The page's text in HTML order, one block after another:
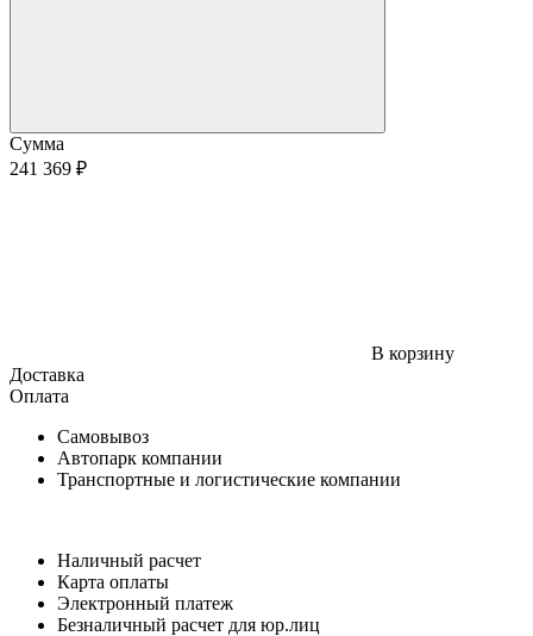
Сумма
241 369 ₽
В корзину
Доставка
Оплата
Самовывоз
Автопарк компании
Транспортные и логистические компании
Наличный расчет
Карта оплаты
Электронный платеж
Безналичный расчет для юр.лиц